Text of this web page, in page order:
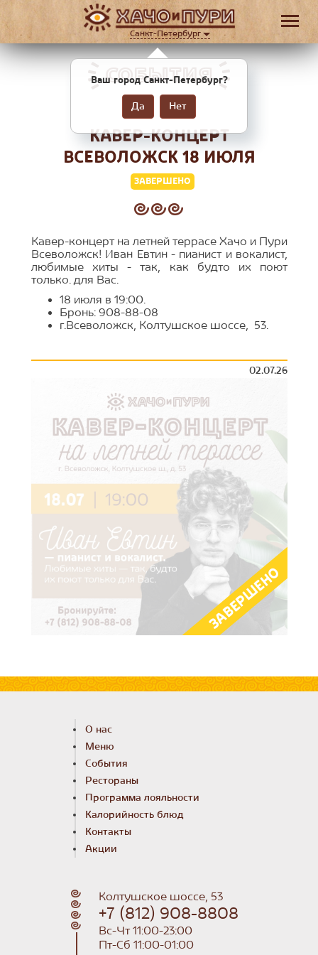
Санкт-Петербург
Ваш город Санкт-Петербург?
Да Нет
СОБЫТИЯ
КАВЕР-КОНЦЕРТ
ВСЕВОЛОЖСК 18 ИЮЛЯ
ЗАВЕРШЕНО
Кавер-концерт на летней террасе Хачо и Пури
Всеволожск! Иван Евтин - пианист и вокалист,
любимые хиты - так, как будто их поют
только. для Вас.
18 июля в 19:00.
Бронь: 908-88-08
г.Всеволожск, Колтушское шоссе, 53.
02.07.26
ЗАВЕРШЕНО
О нас
Меню
События
Рестораны
Программа лояльности
Калорийность блюд
Контакты
Акции
Колтушское шоссе, 53
+7 (812) 908-8808
Вс-Чт 11:00-23:00
Пт-Сб 11:00-01:00